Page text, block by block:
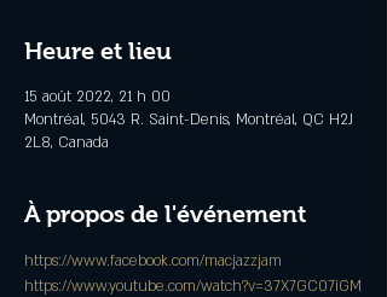
Heure et lieu
15 août 2022, 21 h 00
Montréal, 5043 R. Saint-Denis, Montréal, QC H2J
2L8, Canada
À propos de l'événement
https://www.facebook.com/macjazzjam
https://www.youtube.com/watch?v=37X7GC07iGM